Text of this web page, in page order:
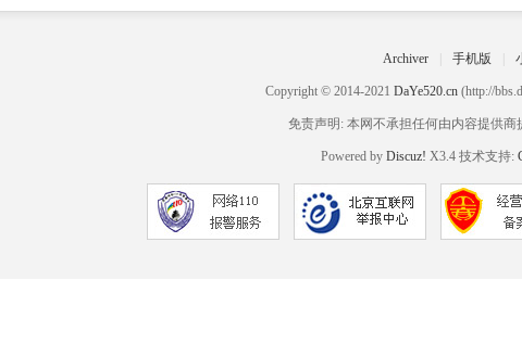
Archiver 手机版
Copyright © 2014-2021 DaYe520.cn(http://
免责声明: 本网不承担任何由内容提供
Powered by Discuz! X3.4 技术支持: